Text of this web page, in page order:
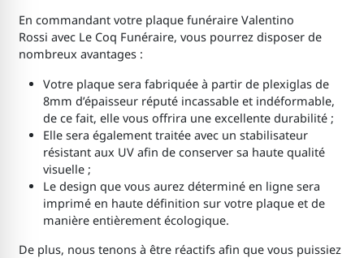
En commandant votre plaque funéraire Valentino
Rossi avec Le Coq Funéraire, vous pourrez disposer de
nombreux avantages :
Votre plaque sera fabriquée à partir de plexiglas de
8mm d’épaisseur réputé incassable et indéformable,
de ce fait, elle vous offrira une excellente durabilité ;
Elle sera également traitée avec un stabilisateur
résistant aux UV afin de conserver sa haute qualité
visuelle ;
Le design que vous aurez déterminé en ligne sera
imprimé en haute définition sur votre plaque et de
manière entièrement écologique.
De plus, nous tenons à être réactifs afin que vous puissiez